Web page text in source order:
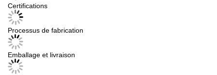
Certifications
Processus de fabrication
Emballage et livraison